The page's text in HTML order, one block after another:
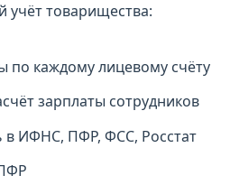
учёт товарищества:
по каждому лицевому счёту
зарплаты сотрудников
в ИФНС, ПФР, ФСС, Росстат